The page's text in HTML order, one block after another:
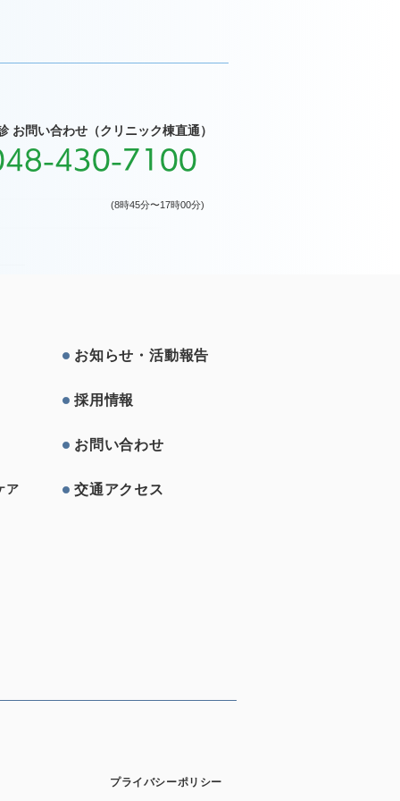
お問い合わせ（クリニック棟直通）
430-7100
(8時45分〜17時00分)
ア
お知らせ・活動報告
採⽤情報
お問い合わせ
交通アクセス
プライバシーポリシー